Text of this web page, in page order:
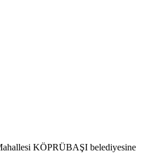
KÖPRÜBAŞI belediyesine